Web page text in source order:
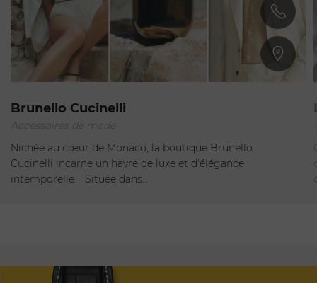
Monte-Carlo
Fermé
Brunello Cucinelli
Accessoires de mode
Nichée au cœur de Monaco, la boutique Brunello
Cucinelli incarne un havre de luxe et d'élégance
intemporelle. Située dans…